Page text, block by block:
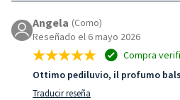
Angela (Como)
Reseñado el 6 mayo 2026
Compra
Ottimo pediluvio, il profumo
Traducir reseña